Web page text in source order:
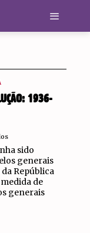
1936-
sido
generais
República
de
generais